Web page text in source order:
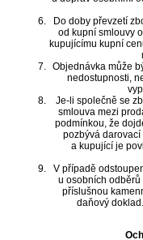
Do doby převzetí
od kupní smlouvy
kupujícímu kupní
Objednávka může
nedostupnosti,
Je-li společně se
smlouva mezi
podmínkou, že
pozbývá
a kupující je
V případě
u osobních
příslušnou
daňový